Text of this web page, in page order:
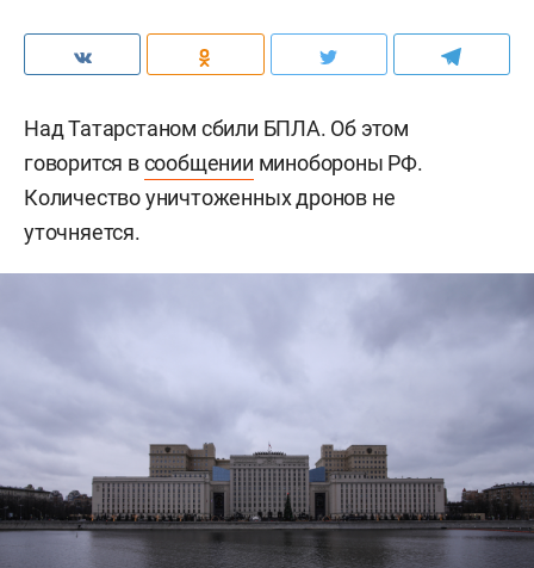
Над Татарстаном сбили БПЛА. Об этом
говорится всообщении минобороны РФ.
Количество уничтоженных дронов не
уточняется.